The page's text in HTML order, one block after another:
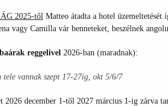
2025-től Matteo átadta a hotel
vagy Camilla vár benneteket, beszélnek
reggelivel 2026-ban (maradnak):
tele vannak szept 17-27ig, okt 5/6/7
2026 december 1-től 2027 március 1-ig zárva